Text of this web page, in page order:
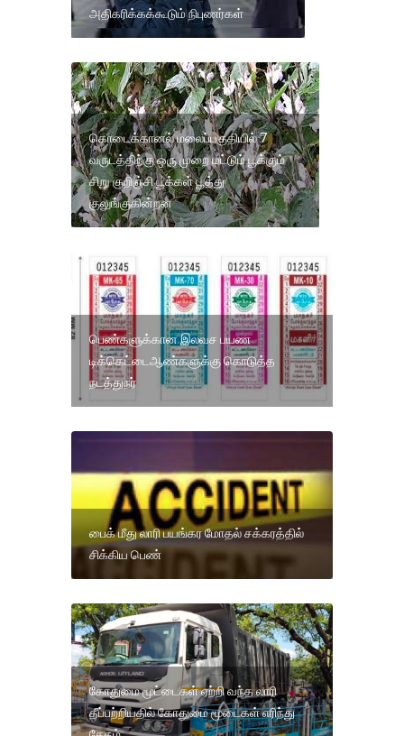
அதிகரிக்கக்கூடும் நிபுணர்கள்
கொடைக்கானல் மலைப்பகுதியில் 7
வருடத்திற்கு ஒரு முறை மட்டும் பூக்கும்
சிறு குறிஞ்சி பூக்கள் பூத்து
குலுங்குகின்றன
பெண்களுக்கான இலவச பயண
டிக்கெட்டைஆண்களுக்கு கொடுத்த
நடத்துநர்
பைக் மீது லாரி பயங்கர மோதல் சக்கரத்தில்
சிக்கிய பெண்
கோதுமை மூட்டைகள் ஏற்றி வந்த லாரி
தீப்பற்றியதில் கோதுமை மூடைகள் எரிந்து